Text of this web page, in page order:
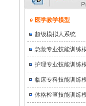
医学教学模型
超级模拟人系统
急救专业技能训练
护理专业技能训练
临床专科技能训练
体格检查技能训练